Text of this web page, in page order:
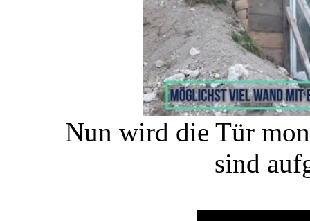
Nun wird die Tür
sind